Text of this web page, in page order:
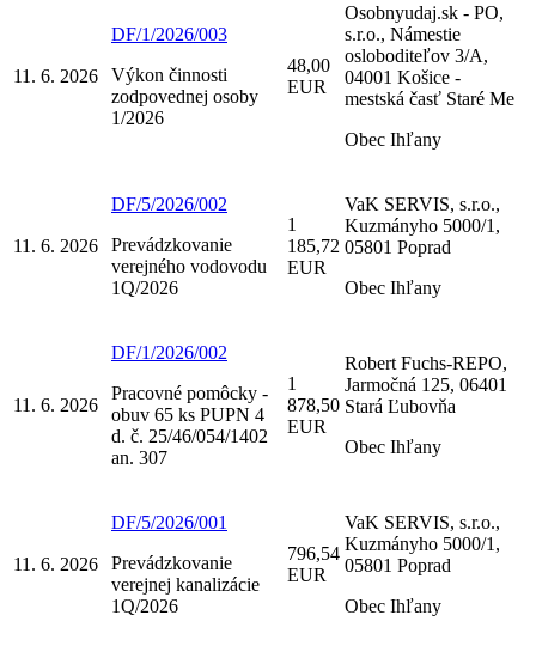
11. 6. 2026
DF/1/2026/003
Výkon činnosti
zodpovednej osoby
1/2026
48,00
EUR
Osobnyudaj.sk - PO,
s.r.o., Námestie
osloboditeľov 3/A,
04001 Košice -
mestská časť Staré Me
Obec Ihľany
11. 6. 2026
DF/5/2026/002
Prevádzkovanie
verejného vodovodu
1Q/2026
1
185,72
EUR
VaK SERVIS, s.r.o.,
Kuzmányho 5000/1,
05801 Poprad
Obec Ihľany
11. 6. 2026
DF/1/2026/002
Pracovné pomôcky -
obuv 65 ks PUPN 4
d. č. 25/46/054/1402
an. 307
1
878,50
EUR
Robert Fuchs-REPO,
Jarmočná 125, 06401
Stará Ľubovňa
Obec Ihľany
11. 6. 2026
DF/5/2026/001
Prevádzkovanie
verejnej kanalizácie
1Q/2026
796,54
EUR
VaK SERVIS, s.r.o.,
Kuzmányho 5000/1,
05801 Poprad
Obec Ihľany